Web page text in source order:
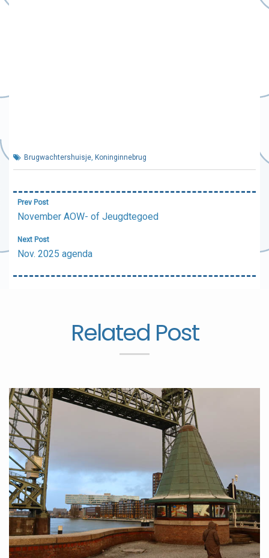
Brugwachtershuisje Koninginnebrug
Bericht
navigatie
Prev Post
November AOW- of Jeugdtegoed
Next Post
Nov. 2025 agenda
Related Post